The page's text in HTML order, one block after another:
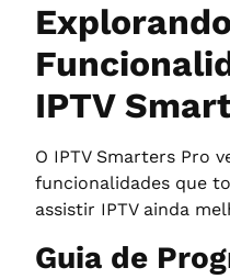
IPTV
O IPTV Smarters Pro
funcionalidades que
assistir IPTV ainda
Guia de